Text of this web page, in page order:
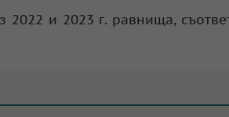
2022 и 2023 г. равнища,